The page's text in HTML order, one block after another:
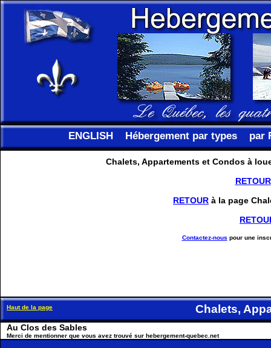
ENGLISH Hébergement par types par
Chalets, Appartements et Condos à
RETOUR
RETOUR à la page
Contactez-nous pour une
Haut de la page Chalets,
Au Clos des Sables
Merci de mentionner que vous avez trouvé sur hebergement-quebec.net